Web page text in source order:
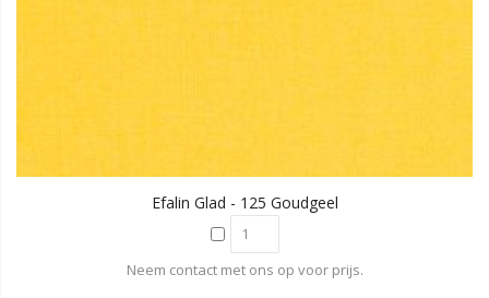
Efalin Glad - 125 Goudgeel
Neem contact met ons op voor prijs.